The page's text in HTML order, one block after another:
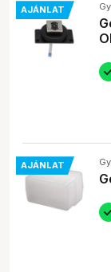
AJÁNLAT
AJÁNLAT